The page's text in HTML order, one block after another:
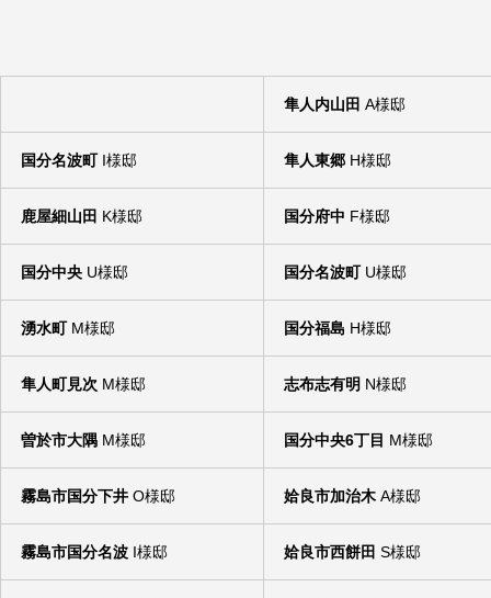
2024.07.09 2021.06.28
2010.12.06 2010.12.05
隼人内山田 A様邸
国分名波町I様邸 隼人東郷 H様邸
鹿屋細山田 K様邸 国分府中 F様邸
国分中央 U様邸 国分名波町U様邸
湧水町M様邸 国分福島 H様邸
隼人町見次 M様邸 志布志有明 N様邸
曽於市大隅 M様邸 国分中央6丁目 M様邸
霧島市国分下井 O様邸 姶良市加治木 A様邸
霧島市国分名波 I様邸 姶良市西餅田 S様邸